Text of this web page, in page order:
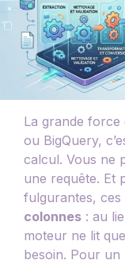
La grande force
ou BigQuery,
calcul. Vous ne
une requête. Et
fulgurantes, ces
colonnes : au
moteur ne lit
besoin. Pour un